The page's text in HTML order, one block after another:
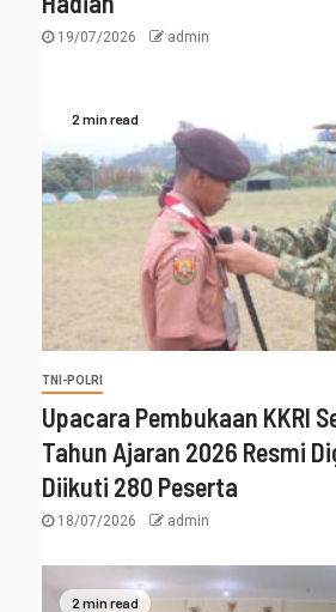
19/07/2026 admin
2 min read
TNI-POLRI
Upacara Pembukaan KKRI
Tahun Ajaran 2026 Resmi
Diikuti 280 Peserta
18/07/2026 admin
2 min read